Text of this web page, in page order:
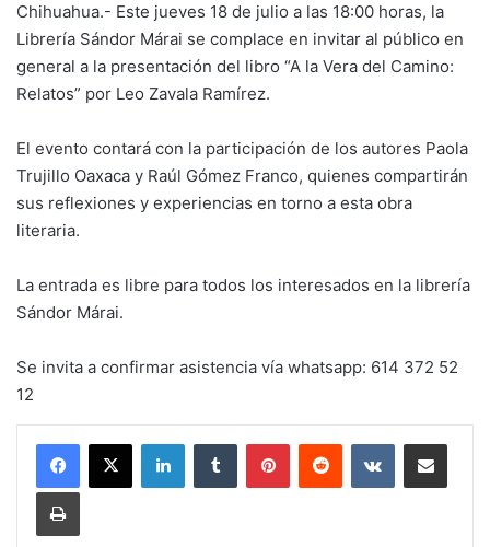
Chihuahua.- Este jueves 18 de julio a las 18:00 horas, la
Librería Sándor Márai se complace en invitar al público en
general a la presentación del libro “A la Vera del Camino:
Relatos” por Leo Zavala Ramírez.
El evento contará con la participación de los autores Paola
Trujillo Oaxaca y Raúl Gómez Franco, quienes compartirán
sus reflexiones y experiencias en torno a esta obra
literaria.
La entrada es libre para todos los interesados en la librería
Sándor Márai.
Se invita a confirmar asistencia vía whatsapp: 614 372 52
12
LinkedInTumblr PinterestReddit VKontakteShare via Email
Print